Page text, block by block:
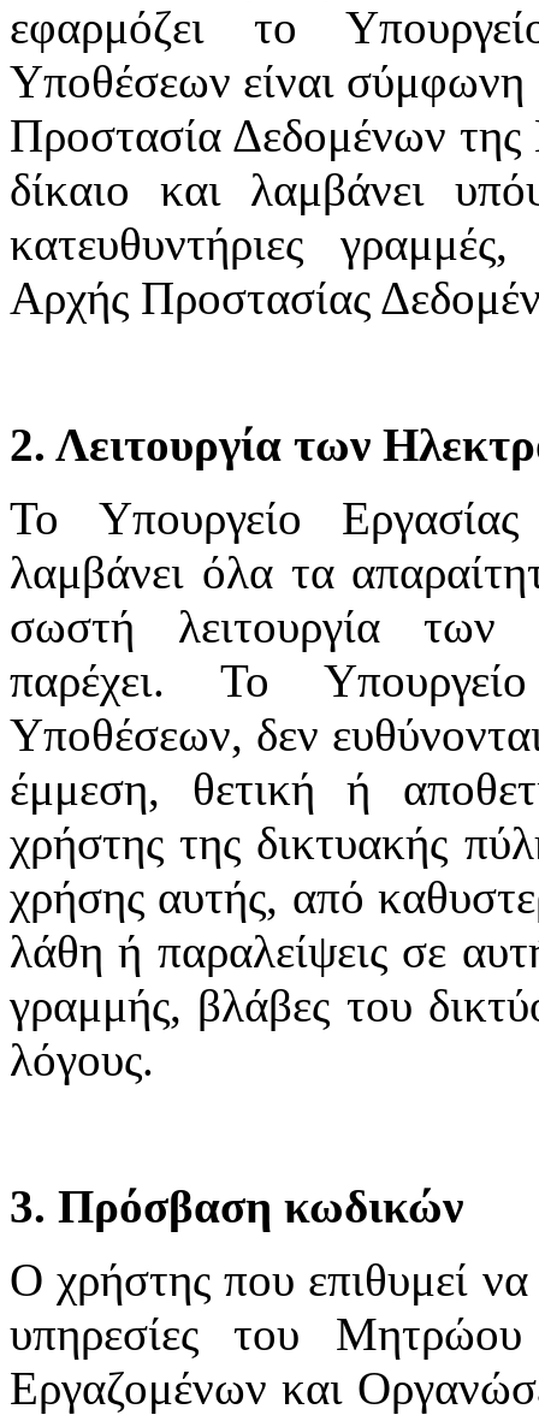
εφαρμόζει το
Υποθέσεων είναι σύμφωνη
Προστασία Δεδομένων
δίκαιο και λαμβάνει
κατευθυντήριες
Αρχής Προστασίας
2. Λειτουργία των
Το Υπουργείο
λαμβάνει όλα τα
σωστή λειτουργία των
παρέχει. Το
Υποθέσεων, δεν
έμμεση, θετική ή
χρήστης της δικτυακής
χρήσης αυτής, από
λάθη ή παραλείψεις σε
γραμμής, βλάβες του
λόγους.
3. Πρόσβαση κωδικών
Ο χρήστης που επιθυμεί να
υπηρεσίες του Μητρώου
Εργαζομένων και